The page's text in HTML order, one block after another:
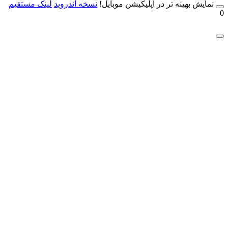
بهینه تر در اپلیکیشن موبایل!نسخه آندروید لینک مستقیم